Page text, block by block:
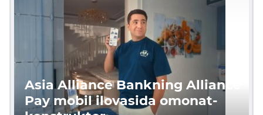
Asia Alliance Bankning Alliance
Pay mobil ilovasida omonat-